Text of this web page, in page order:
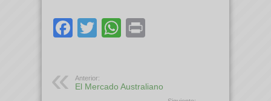
Facebook
TwitterWhatsApp
Anterior:
El Mercado Australiano